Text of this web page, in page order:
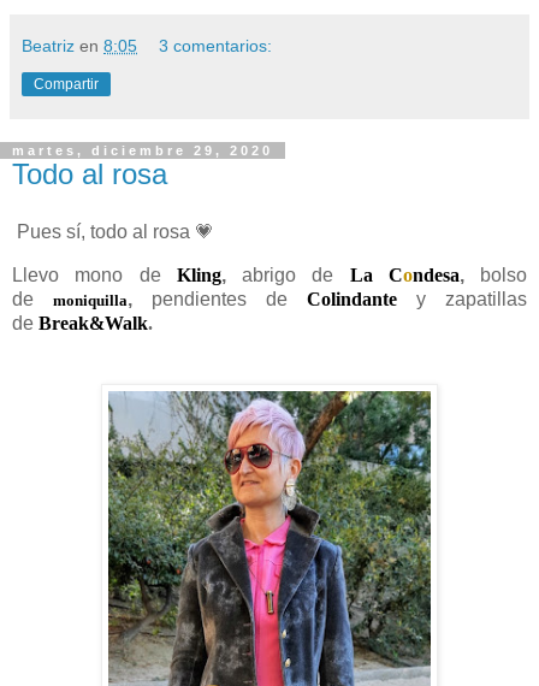
Beatriz en 8:05 3 comentarios:
Compartir
martes, diciembre 29, 2020
Todo al rosa
Pues sí, todo al rosa 💗
Llevo mono de Kling,abrigo de La Condesa,bolso
de moniquilla, pendientes de Colindante y zapatillas
de Break&Walk.